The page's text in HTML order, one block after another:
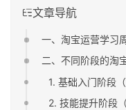
文章导航
一、淘宝运营学习
二、不同阶段的淘
1. 基础入门阶段
2. 技能提升阶段